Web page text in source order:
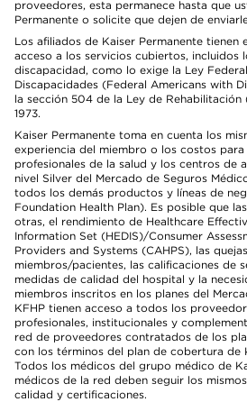
proveedores, esta permanece hasta que
Permanente o solicite que dejen de
Los afiliados de Kaiser Permanente tienen
acceso a los servicios cubiertos, incluidos
discapacidad, como lo exige la Ley
Discapacidades (Federal Americans with
la sección 504 de la Ley de
1973.
Kaiser Permanente toma en cuenta los
experiencia del miembro o los costos
profesionales de la salud y los centros de
nivel Silver del Mercado de Seguros
todos los demás productos y líneas de
Foundation Health Plan). Es posible que
otras, el rendimiento de Healthcare
Information Set (HEDIS)/Consumer
Providers and Systems (CAHPS), las
miembros/pacientes, las calificaciones de
medidas de calidad del hospital y la
miembros inscritos en los planes del
KFHP tienen acceso a todos los
profesionales, institucionales y
red de proveedores contratados de los
con los términos del plan de cobertura de
Todos los médicos del grupo médico de
médicos de la red deben seguir los
calidad y certificaciones.